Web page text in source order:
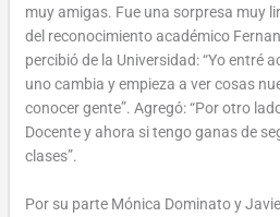
muy amigas. Fue una sorpresa muy
del reconocimiento académico
percibió de la Universidad: “Yo entré
uno cambia y empieza a ver cosas
conocer gente”. Agregó: “Por otro
Docente y ahora si tengo ganas de
clases”.
Por su parte Mónica Dominato y